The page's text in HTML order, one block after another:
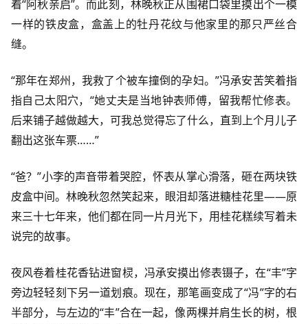
着“阿秋亲启”。而此刻，林晚秋正从围裙口袋里摸出个一模
一样的铁皮盒，盒盖上的牡丹花纹与他家里的那只严丝合
缝。
“那年在郑州，我救了个被车撞倒的孕妇。”冯承安苦笑着指
指自己太阳穴，“她丈夫是当地钟表师傅，留我帮忙修表。
后来铺子越做越大，可我总觉得忘了什么，直到上个月儿子
翻出这张车票……”
“爸？”小李的声音带着哭腔，怀表从掌心滑落，砸在两块铁
皮盒中间。林晚秋忽然笑起来，眼泪却落进糖桂花里——原
来三十七年来，他们都在同一片月光下，用桂花糕续写着未
说完的故事。
夜风卷着桂花香钻进窗棂，冯承安摸出修表镊子，在“丰”字
旁边轻轻刻下另一道划痕。现在，那笔画变成了“冯”字的右
半部分，与左边的“丰”合在一起，像两棵并肩生长的树，根